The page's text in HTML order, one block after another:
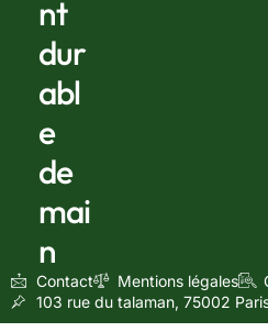
nt
dur
abl
e
de
mai
n
Contact Mentions légales
103 rue du talaman, 75002